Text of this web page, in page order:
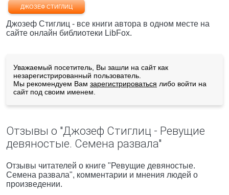
ДЖОЗЕФ СТИГЛИЦ
Джозеф Стиглиц - все книги автора в одном месте на
сайте онлайн библиотеки LibFox.
Уважаемый посетитель, Вы зашли на сайт как
незарегистрированный пользователь.
Мы рекомендуем Вам зарегистрироваться либо войти на
сайт под своим именем.
Отзывы о "Джозеф Стиглиц - Ревущие
девяностые. Семена развала"
Отзывы читателей о книге "Ревущие девяностые.
Семена развала", комментарии и мнения людей о
произведении.